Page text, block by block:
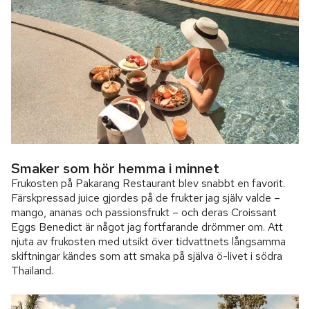
Smaker som hör hemma i minnet
Frukosten på Pakarang Restaurant blev snabbt en favorit.
Färskpressad juice gjordes på de frukter jag själv valde –
mango, ananas och passionsfrukt – och deras Croissant
Eggs Benedict är något jag fortfarande drömmer om. Att
njuta av frukosten med utsikt över tidvattnets långsamma
skiftningar kändes som att smaka på själva ö-livet i södra
Thailand.